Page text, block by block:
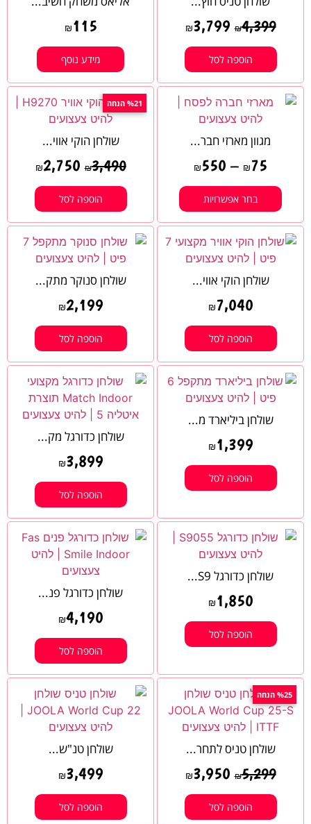
₪4,399
₪3,799
הוספה לסל
₪ 115
מידע נוסף
מגוון מארזי חבר...
₪ 75
–
₪ 550
בחר אפשרויות
%21 הנחה
שולחן הוקי אווי...
₪3,490
₪2,750
הוספה לסל
שולחן הוקי אווי...
₪ 7,040
הוספה לסל
שולחן סנוקר מתק...
₪2,199
הוספה לסל
שולחן ביליארד מ...
₪ 1,399
הוספה לסל
שולחן כדורגל מק...
₪3,899
הוספה לסל
שולחן כדורגל S9...
₪ 1,850
הוספה לסל
שולחן כדורגל פנ...
₪4,190
הוספה לסל
%25 הנחה
שולחן טניס לתחר...
₪5,299
₪3,950
הוספה לסל
שולחן טנ"ש...
₪3,499
הוספה לסל